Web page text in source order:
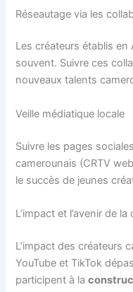
Réseautage via les
Les créateurs établis
souvent. Suivre ces
nouveaux talents
Veille médiatique locale
Suivre les pages
camerounais (CRTV
le succès de jeunes
L’impact et l’avenir de
L’impact des créateurs
YouTube et TikTok
participent à la